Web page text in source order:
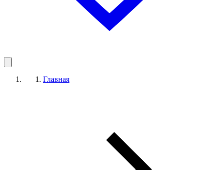
Главная